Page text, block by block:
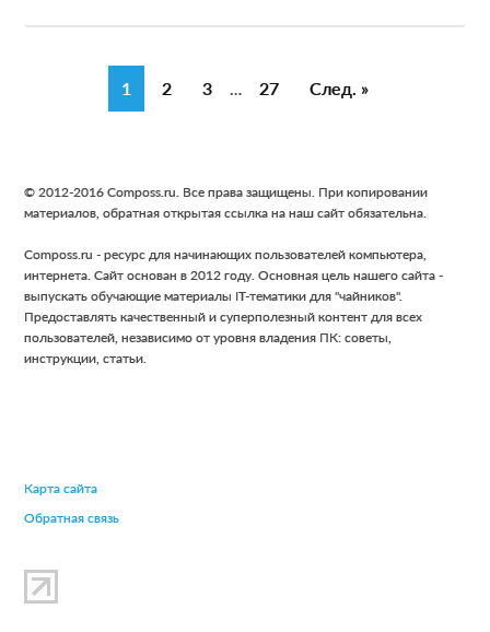
G
o
p
g
e
1
G
p
g
e
2
G
p
g
e
3
i
p
a
g
e
…
G
p
g
e
27 След. »
Footer
© 2012-2016 Composs.ru. Все права защищены. При копировании
материалов, обратная открытая ссылка на наш сайт обязательна.
Composs.ru - ресурс для начинающих пользователей компьютера,
интернета. Сайт основан в 2012 году. Основная цель нашего сайта -
выпускать обучающие материалы IT-тематики для "чайников".
Предоставлять качественный и суперполезный контент для всех
пользователей, независимо от уровня владения ПК: советы,
инструкции, статьи.
Карта сайта
Обратная связь